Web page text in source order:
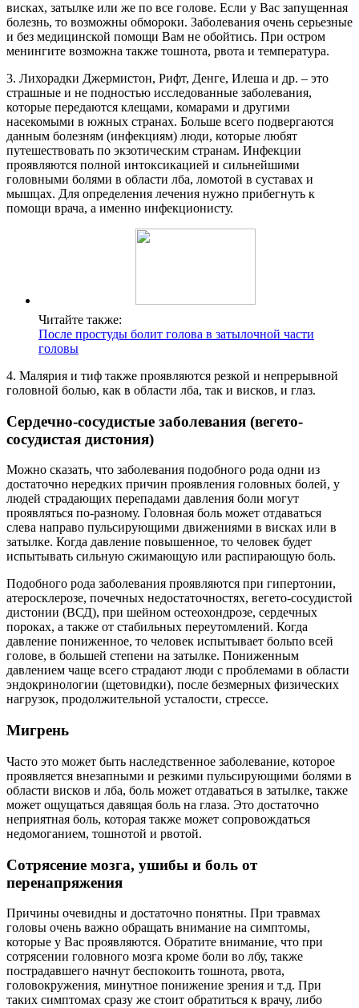
висках, затылке или же по все голове. Если у Вас запущенная
болезнь, то возможны обмороки. Заболевания очень серьезные
и без медицинской помощи Вам не обойтись. При остром
менингите возможна также тошнота, рвота и температура.
3. Лихорадки Джермистон, Рифт, Денге, Илеша и др. – это
страшные и не подностью исследованные заболевания,
которые передаются клещами, комарами и другими
насекомыми в южных странах. Больше всего подвергаются
данным болезням (инфекциям) люди, которые любят
путешествовать по экзотическим странам. Инфекции
проявляются полной интоксикацией и сильнейшими
головными болями в области лба, ломотой в суставах и
мышцах. Для определения лечения нужно прибегнуть к
помощи врача, а именно инфекционисту.
Читайте также:
После простуды болит голова в затылочной части
головы
4. Малярия и тиф также проявляются резкой и непрерывной
головной болью, как в области лба, так и висков, и глаз.
Сердечно-сосудистые заболевания (вегето-
сосудистая дистония)
Можно сказать, что заболевания подобного рода одни из
достаточно нередких причин проявления головных болей, у
людей страдающих перепадами давления боли могут
проявляться по-разному. Головная боль может отдаваться
слева направо пульсирующими движениями в висках или в
затылке. Когда давление повышенное, то человек будет
испытывать сильную сжимающую или распирающую боль.
Подобного рода заболевания проявляются при гипертонии,
атеросклерозе, почечных недостаточностях, вегето-сосудистой
дистонии (ВСД), при шейном остеохондрозе, сердечных
пороках, а также от стабильных переутомлений. Когда
давление пониженное, то человек испытывает больпо всей
голове, в большей степени на затылке. Пониженным
давлением чаще всего страдают люди с проблемами в области
эндокринологии (щетовидки), после безмерных физических
нагрузок, продолжительной усталости, стрессе.
Мигрень
Часто это может быть наследственное заболевание, которое
проявляется внезапными и резкими пульсирующими болями в
области висков и лба, боль может отдаваться в затылке, также
может ощущаться давящая боль на глаза. Это достаточно
неприятная боль, которая также может сопровождаться
недомоганием, тошнотой и рвотой.
Сотрясение мозга, ушибы и боль от
перенапряжения
Причины очевидны и достаточно понятны. При травмах
головы очень важно обращать внимание на симптомы,
которые у Вас проявляются. Обратите внимание, что при
сотрясении головного мозга кроме боли во лбу, также
пострадавшего начнут беспокоить тошнота, рвота,
головокружения, минутное понижение зрения и т.д. При
таких симптомах сразу же стоит обратиться к врачу, либо